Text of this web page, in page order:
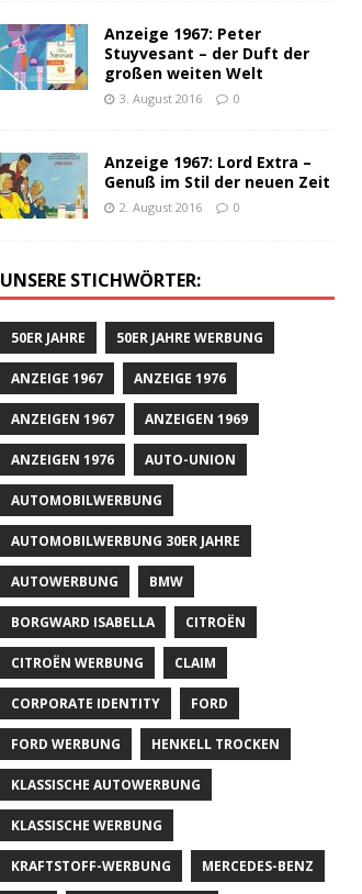
Anzeige 1967: Peter
Stuyvesant – der Duft der
großen weiten Welt
3. August 2016 0
Anzeige 1967: Lord Extra –
Genuß im Stil der neuen Zeit
2. August 2016 0
UNSERE STICHWÖRTER:
50ER JAHRE 50ER JAHRE WERBUNG
ANZEIGE 1967 ANZEIGE 1976
ANZEIGEN 1967 ANZEIGEN 1969
ANZEIGEN 1976 AUTO-UNION
AUTOMOBILWERBUNG
AUTOMOBILWERBUNG 30ER JAHRE
AUTOWERBUNG BMW
BORGWARD ISABELLA CITROËN
CITROËN WERBUNG CLAIM
CORPORATE IDENTITY FORD
FORD WERBUNG HENKELL TROCKEN
KLASSISCHE AUTOWERBUNG
KLASSISCHE WERBUNG
KRAFTSTOFF-WERBUNG MERCEDES-BENZ